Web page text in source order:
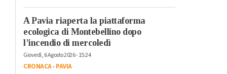
A Pavia riaperta la piattaforma
ecologica di Montebellino dopo
l’incendio di mercoledì
Giovedì, 6 Agosto 2026 - 15:24
CRONACA-PAVIA